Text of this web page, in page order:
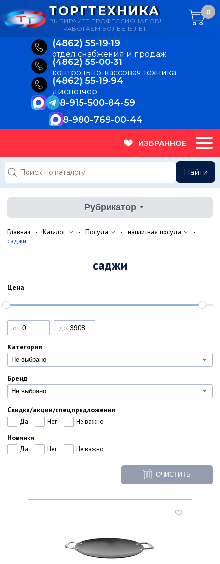
(4862) 55‑19‑19
отдел снабжения и продаж
(4862) 55‑00‑31
контрольно-кассовая техника
(4862) 55‑19‑94
диспетчер
8-915-500-84-59
8-980-769-00-44
ТОРГТЕХНИКА
ВЫБИРАЙТЕ ПРОФЕССИОНАЛОВ!
РАБОТАЕМ БОЛЕЕ 15 ЛЕТ
0
ИЗБРАННОЕ
Найти
Рубрикатор
Главная Каталог Посуда
наплитная посуда
саджи
саджи
Цена
от до
Категория
Не выбрано
Бренд
Не выбрано
Скидки/акции/спецпредложения
Да Нет Не важно
Новинки
Да Нет Не важно
ОЧИСТИТЬ